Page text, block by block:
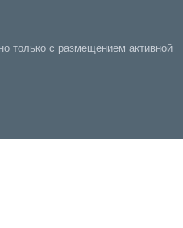
только с размещением активной